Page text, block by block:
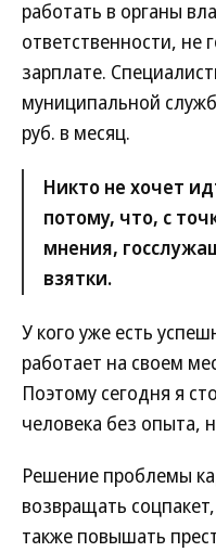
работать в органы
ответственности, не
зарплате.
муниципальной
руб. в месяц.
Никто не хочет
потому, что, с
мнения,
взятки.
У кого уже есть
работает на своем
Поэтому сегодня я
человека без опыта,
Решение проблемы
возвращать
также повышать